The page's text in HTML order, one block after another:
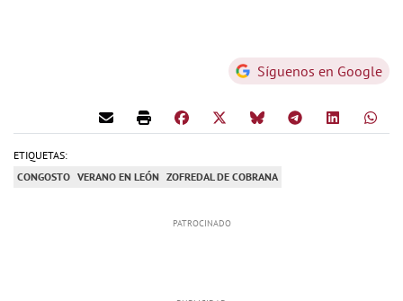
Síguenos en Google
ETIQUETAS:
CONGOSTO VERANO EN LEÓN ZOFREDAL DE COBRANA